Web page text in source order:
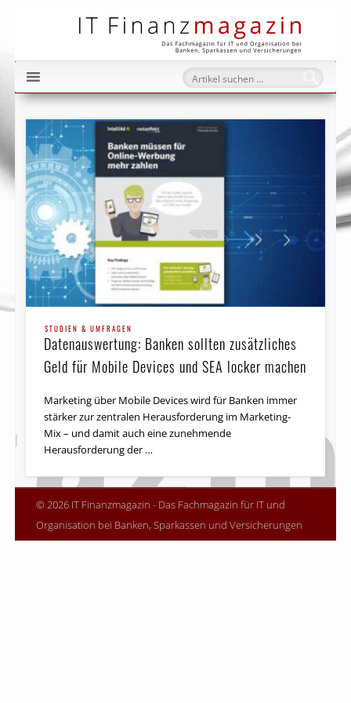
STUDIEN & UMFRAGEN
Datenauswertung: Banken sollten zusätzliches
Geld für Mobile Devices und SEA locker machen
Marketing über Mobile Devices wird für Banken immer
stärker zur zentralen Herausforderung im Marketing-
Mix – und damit auch eine zunehmende
Herausforderung der …
© 2026 IT Finanzmagazin - Das Fachmagazin für IT und
Organisation bei Banken, Sparkassen und Versicherungen